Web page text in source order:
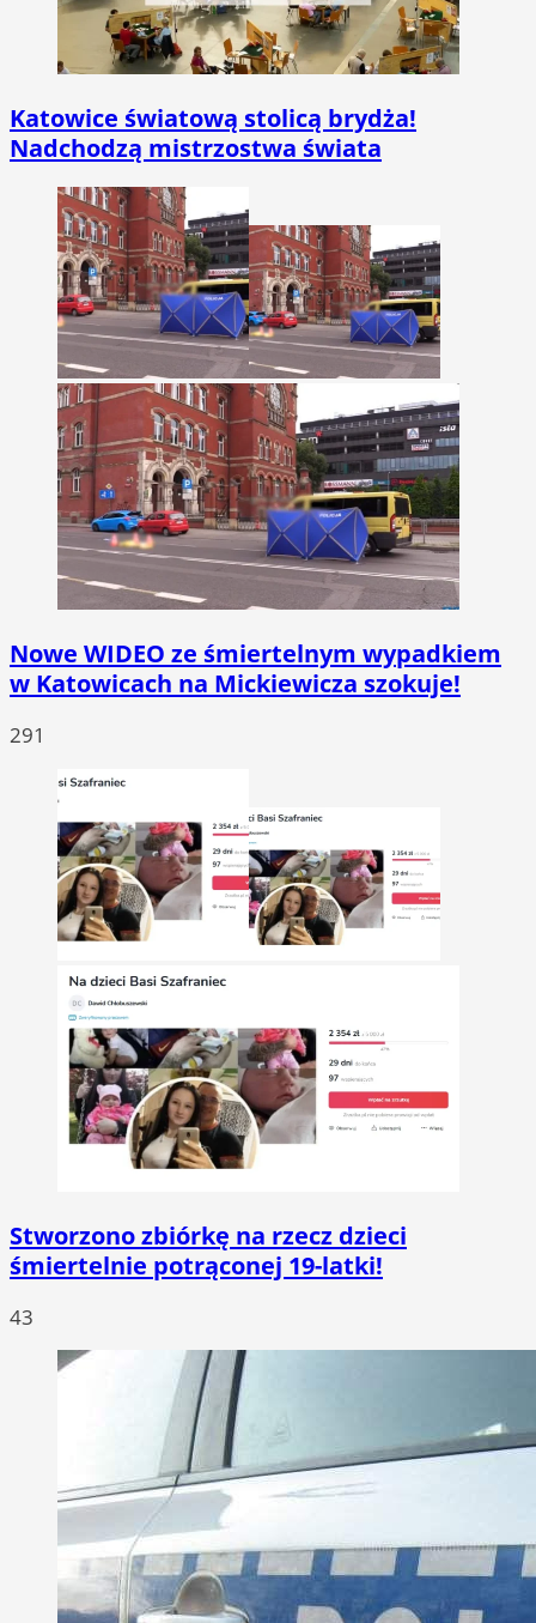
Katowice światową stolicą brydża!
Nadchodzą mistrzostwa świata
Nowe WIDEO ze śmiertelnym wypadkiem
w Katowicach na Mickiewicza szokuje!
291
Stworzono zbiórkę na rzecz dzieci
śmiertelnie potrąconej 19-latki!
43